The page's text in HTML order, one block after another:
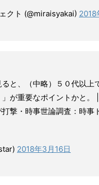
クト (@miraisyakai) 2018
ると、（中略）５０代以
」が重要なポイントかと
撃・時事世論調査：時事
2018年3月16日